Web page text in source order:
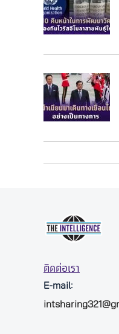
ติดต่อเรา
E-mail: